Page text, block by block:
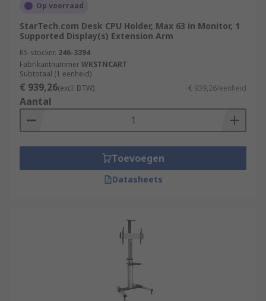
Op voorraad
StarTech.com Desk CPU Holder, Max 63 in Monitor, 1
Supported Display(s) Extension Arm
RS-stocknr. 246-3394
FabrikantnummerWKSTNCART
Subtotaal (1 eenheid)
€ 939,26(excl. BTW) € 939,26/eenheid
Aantal
Toevoegen
Datasheets